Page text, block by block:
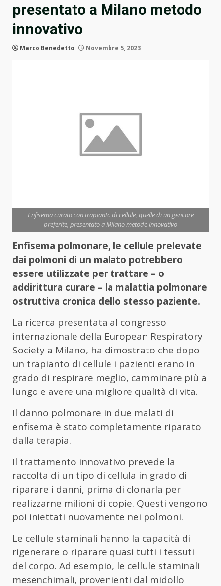
presentato a Milano metodo
innovativo
Marco Benedetto Novembre 5, 2023
Enfisema curato con trapianto di cellule, quelle di un genitore
preferite, presentato a Milano metodo innovativo
Enfisema polmonare, le cellule prelevate
dai polmoni di un malato potrebbero
essere utilizzate per trattare – o
addirittura curare – la malattia polmonare
ostruttiva cronica dello stesso paziente.
La ricerca presentata al congresso
internazionale della European Respiratory
Society a Milano, ha dimostrato che dopo
un trapianto di cellule i pazienti erano in
grado di respirare meglio, camminare più a
lungo e avere una migliore qualità di vita.
Il danno polmonare in due malati di
enfisema è stato completamente riparato
dalla terapia.
Il trattamento innovativo prevede la
raccolta di un tipo di cellula in grado di
riparare i danni, prima di clonarla per
realizzarne milioni di copie. Questi vengono
poi iniettati nuovamente nei polmoni.
Le cellule staminali hanno la capacità di
rigenerare o riparare quasi tutti i tessuti
del corpo. Ad esempio, le cellule staminali
mesenchimali, provenienti dal midollo